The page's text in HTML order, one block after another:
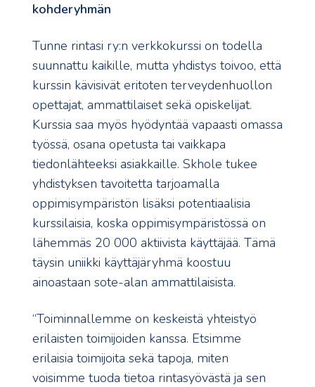
kohderyhmän
Tunne rintasi ry:n verkkokurssi on todella
suunnattu kaikille, mutta yhdistys toivoo, että
kurssin kävisivät eritoten terveydenhuollon
opettajat, ammattilaiset sekä opiskelijat.
Kurssia saa myös hyödyntää vapaasti omassa
työssä, osana opetusta tai vaikkapa
tiedonlähteeksi asiakkaille. Skhole tukee
yhdistyksen tavoitetta tarjoamalla
oppimisympäristön lisäksi potentiaalisia
kurssilaisia, koska oppimisympäristössä on
lähemmäs 20 000 aktiivista käyttäjää. Tämä
täysin uniikki käyttäjäryhmä koostuu
ainoastaan sote-alan ammattilaisista.
“Toiminnallemme on keskeistä yhteistyö
erilaisten toimijoiden kanssa. Etsimme
erilaisia toimijoita sekä tapoja, miten
voisimme tuoda tietoa rintasyövästä ja sen